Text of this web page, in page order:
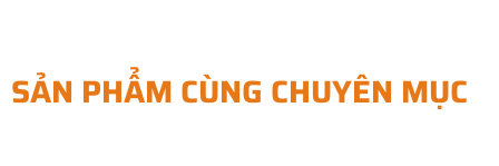
SẢN PHẨM CÙNG CHUYÊN MỤC